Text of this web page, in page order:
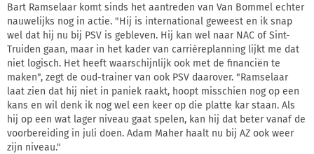
Bart Ramselaar komt sinds het aantreden van Van Bommel echter
nauwelijks nog in actie. "Hij is international geweest en ik snap
wel dat hij nu bij PSV is gebleven. Hij kan wel naar NAC of Sint-
Truiden gaan, maar in het kader van carrièreplanning lijkt me dat
niet logisch. Het heeft waarschijnlijk ook met de financiën te
maken", zegt de oud-trainer van ook PSV daarover. "Ramselaar
laat zien dat hij niet in paniek raakt, hoopt misschien nog op een
kans en wil denk ik nog wel een keer op die platte kar staan. Als
hij op een wat lager niveau gaat spelen, kan hij dat beter vanaf de
voorbereiding in juli doen. Adam Maher haalt nu bij AZ ook weer
zijn niveau."